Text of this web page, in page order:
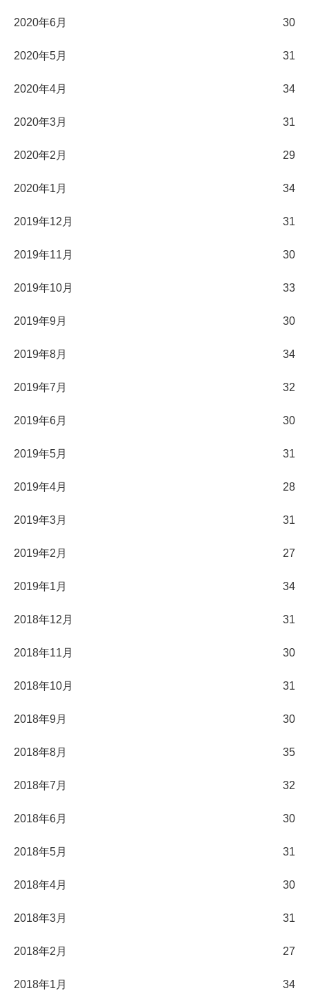
2020年6月 30
2020年5月 31
2020年4月 34
2020年3月 31
2020年2月 29
2020年1月 34
2019年12月 31
2019年11月 30
2019年10月 33
2019年9月 30
2019年8月 34
2019年7月 32
2019年6月 30
2019年5月 31
2019年4月 28
2019年3月 31
2019年2月 27
2019年1月 34
2018年12月 31
2018年11月 30
2018年10月 31
2018年9月 30
2018年8月 35
2018年7月 32
2018年6月 30
2018年5月 31
2018年4月 30
2018年3月 31
2018年2月 27
2018年1月 34